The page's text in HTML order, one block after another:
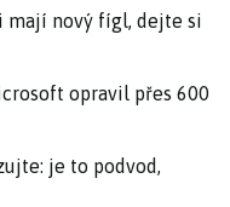
mají nový fígl, dejte si
opravil přes 600
je to podvod,